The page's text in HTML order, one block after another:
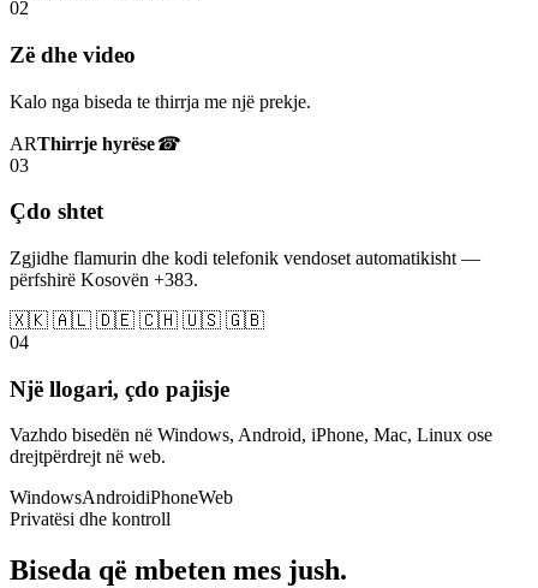
02
Zë dhe video
Kalo nga biseda te thirrja me një prekje.
ARThirrje hyrëse☎
03
Çdo shtet
Zgjidhe flamurin dhe kodi telefonik vendoset automatikisht —
përfshirë Kosovën +383.
🇽🇰 🇦🇱 🇩🇪 🇨🇭 🇺🇸 🇬🇧
04
Një llogari, çdo pajisje
Vazhdo bisedën në Windows, Android, iPhone, Mac, Linux ose
drejtpërdrejt në web.
WindowsAndroidiPhoneWeb
Privatësi dhe kontroll
Biseda që mbeten mes jush.